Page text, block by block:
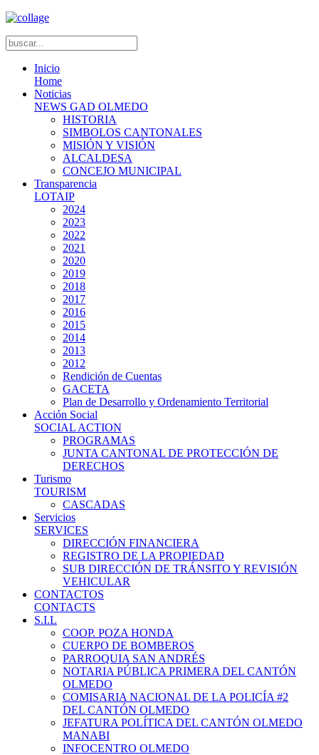
Inicio
Home
Noticias
NEWS GAD OLMEDO
HISTORIA
SIMBOLOS CANTONALES
MISIÓN Y VISIÓN
ALCALDESA
CONCEJO MUNICIPAL
Transparencia
LOTAIP
2024
2023
2022
2021
2020
2019
2018
2017
2016
2015
2014
2013
2012
Rendición de Cuentas
GACETA
Plan de Desarrollo y Ordenamiento Territorial
Acción Social
SOCIAL ACTION
PROGRAMAS
JUNTA CANTONAL DE PROTECCIÓN DE
DERECHOS
Turismo
TOURISM
CASCADAS
Servicios
SERVICES
DIRECCIÓN FINANCIERA
REGISTRO DE LA PROPIEDAD
SUB DIRECCIÓN DE TRÁNSITO Y REVISIÓN
VEHICULAR
CONTACTOS
CONTACTS
S.I.L
COOP. POZA HONDA
CUERPO DE BOMBEROS
PARROQUIA SAN ANDRÉS
NOTARIA PÚBLICA PRIMERA DEL CANTÓN
OLMEDO
COMISARIA NACIONAL DE LA POLICÍA #2
DEL CANTÓN OLMEDO
JEFATURA POLÍTICA DEL CANTÓN OLMEDO
MANABI
INFOCENTRO OLMEDO